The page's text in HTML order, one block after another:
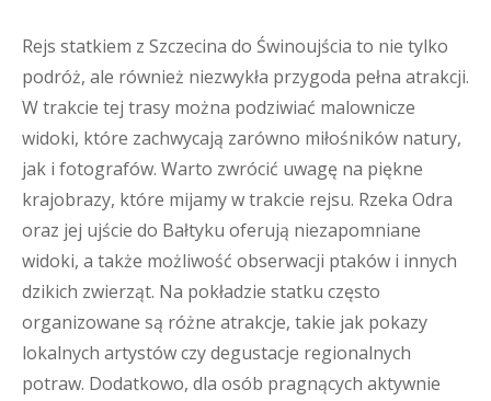
Rejs statkiem z Szczecina do Świnoujścia to nie tylko
podróż, ale również niezwykła przygoda pełna atrakcji.
W trakcie tej trasy można podziwiać malownicze
widoki, które zachwycają zarówno miłośników natury,
jak i fotografów. Warto zwrócić uwagę na piękne
krajobrazy, które mijamy w trakcie rejsu. Rzeka Odra
oraz jej ujście do Bałtyku oferują niezapomniane
widoki, a także możliwość obserwacji ptaków i innych
dzikich zwierząt. Na pokładzie statku często
organizowane są różne atrakcje, takie jak pokazy
lokalnych artystów czy degustacje regionalnych
potraw. Dodatkowo, dla osób pragnących aktywnie